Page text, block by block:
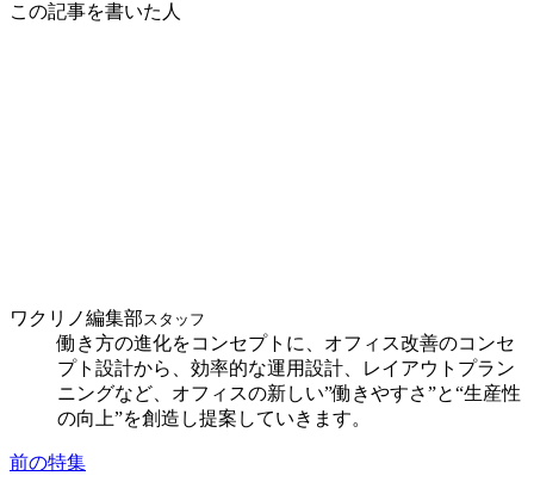
この記事を書いた人
ワクリノ編集部スタッフ
働き方の進化をコンセプトに、オフィス改善のコンセ
プト設計から、効率的な運用設計、レイアウトプラン
ニングなど、オフィスの新しい”働きやすさ”と“生産性
の向上”を創造し提案していきます。
前の特集